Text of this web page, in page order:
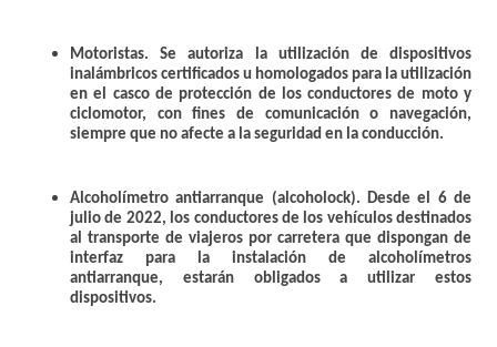
Motoristas. Se autoriza la utilización de dispositivos
inalámbricos certificados u homologados para la utilización
en el casco de protección de los conductores de moto y
ciclomotor, con fines de comunicación o navegación,
siempre que no afecte a la seguridad en la conducción.
Alcoholímetro antiarranque (alcoholock). Desde el 6 de
julio de 2022, los conductores de los vehículos destinados
al transporte de viajeros por carretera que dispongan de
interfaz para la instalación de alcoholímetros
antiarranque, estarán obligados a utilizar estos
dispositivos.